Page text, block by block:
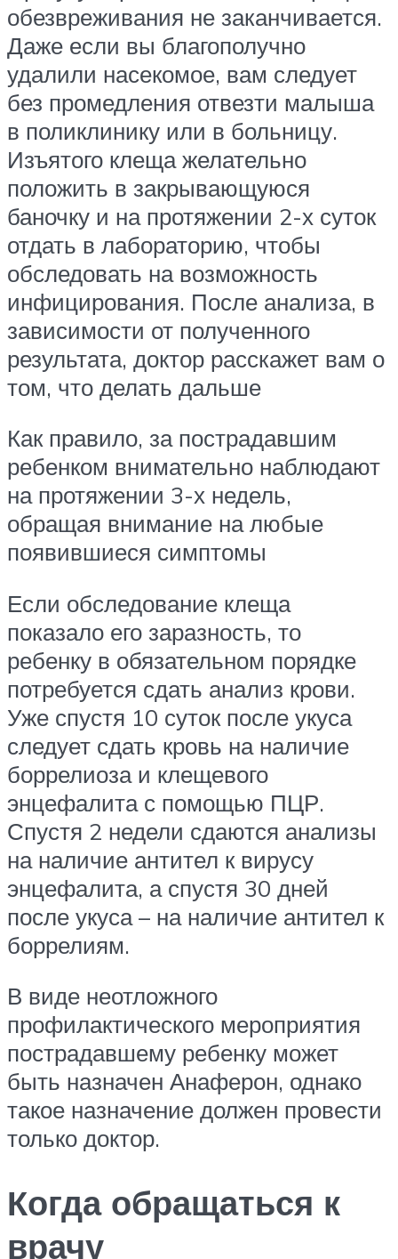
обезвреживания не заканчивается.
Даже если вы благополучно
удалили насекомое, вам следует
без промедления отвезти малыша
в поликлинику или в больницу.
Изъятого клеща желательно
положить в закрывающуюся
баночку и на протяжении 2-х суток
отдать в лабораторию, чтобы
обследовать на возможность
инфицирования. После анализа, в
зависимости от полученного
результата, доктор расскажет вам о
том, что делать дальше
Как правило, за пострадавшим
ребенком внимательно наблюдают
на протяжении 3-х недель,
обращая внимание на любые
появившиеся симптомы
Если обследование клеща
показало его заразность, то
ребенку в обязательном порядке
потребуется сдать анализ крови.
Уже спустя 10 суток после укуса
следует сдать кровь на наличие
боррелиоза и клещевого
энцефалита с помощью ПЦР.
Спустя 2 недели сдаются анализы
на наличие антител к вирусу
энцефалита, а спустя 30 дней
после укуса – на наличие антител к
боррелиям.
В виде неотложного
профилактического мероприятия
пострадавшему ребенку может
быть назначен Анаферон, однако
такое назначение должен провести
только доктор.
Когда обращаться к
врачу